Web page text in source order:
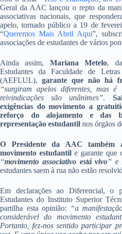
Geral da AAC lançou o repto da
associativas nacionais, que
apelo, tornado público a 19 de
“Queremos Mais Abril Aqui”,
associações de estudantes de vários
Ainda assim, Mariana Metelo,
Estudantes da Faculdade de
(AEFLUL), garante que não há
“surgiram apelos diferentes, mas
reivindicações são unânimes”.
exigências do movimento a
reforço do alojamento
e das
representação estudantil nos órgãos
O Presidente da AAC também
movimento estudantil e garante que
“movimento associativo está vivo” e
estudantes saem à rua não estão
Em declarações ao Diferencial, o
Estudantes do Instituto Superior
partilha esta opinião:
“a
considerável do movimento
Portanto, fez-nos sentido participar